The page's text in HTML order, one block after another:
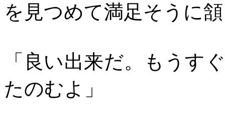
を見つめて満足そうに
「良い出来だ。もうす
たのむよ」